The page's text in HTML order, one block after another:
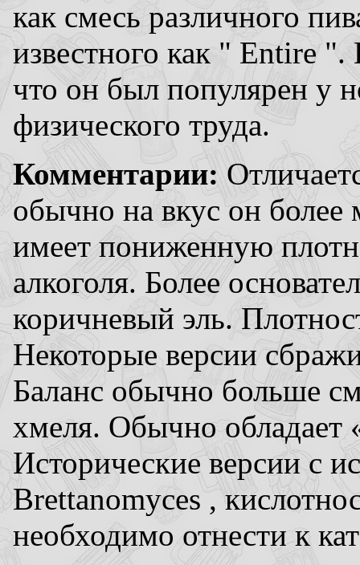
как смесь различного
известного как " Entire ".
что он был популярен у
физического труда.
Комментарии:
обычно на вкус он
имеет пониженную
алкоголя. Более
коричневый эль.
Некоторые версии
Баланс обычно больше
хмеля. Обычно обладает
Исторические версии с
Brettanomyces ,
необходимо отнести к